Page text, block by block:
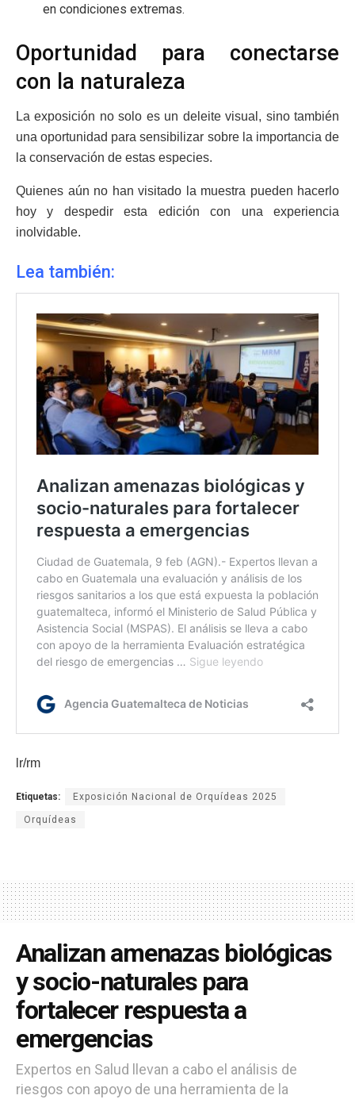
en condiciones extremas.
Oportunidad para conectarse
con la naturaleza
La exposición no solo es un deleite visual, sino también
una oportunidad para sensibilizar sobre la importancia de
la conservación de estas especies.
Quienes aún no han visitado la muestra pueden hacerlo
hoy y despedir esta edición con una experiencia
inolvidable.
Lea también:
lr/rm
Etiquetas: Exposición Nacional de Orquídeas 2025
Orquídeas
Analizan amenazas biológicas
y socio-naturales para
fortalecer respuesta a
emergencias
Expertos en Salud llevan a cabo el análisis de
riesgos con apoyo de una herramienta de la